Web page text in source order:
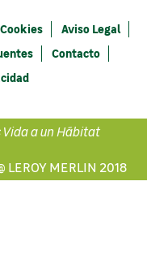
Aviso Legal
Contacto
a un Hábitat
LEROY MERLIN 2018